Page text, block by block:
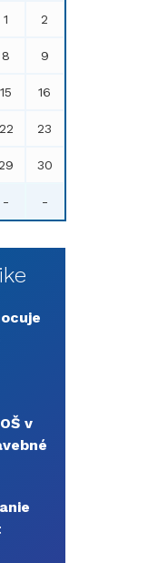
1 2
8 9
15 16
22 23
30
- -
v